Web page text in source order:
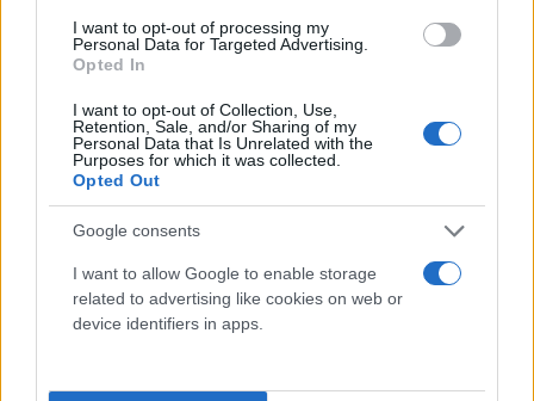
I want to opt-out of processing my
Personal Data for Targeted Advertising.
Opted In
I want to opt-out of Collection, Use,
Retention, Sale, and/or Sharing of my
Personal Data that Is Unrelated with the
Purposes for which it was collected.
Opted Out
Google consents
I want to allow Google to enable storage
related to advertising like cookies on web or
device identifiers in apps.
δυναμική του νησιού και της χώρας.
αναπτυξιακό μοντέλο της Ελλάδας, ο κ.
Πιερρακάκης δήλωσε ότι ο τουρισμός δεν είναι
πλέον η αποκλειστική πηγή πλούτου για την Κρήτη.
Ο πλούτος για την Κρήτη είναι και μέσα από τις
επιχειρήσεις, μέσα από τις εξαγωγές.
Επεσήμανε ότι πρέπει βέβαια να αλλάξει λίγο και η